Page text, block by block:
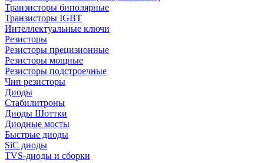
Транзисторы биполярные
Транзисторы IGBT
Интеллектуальные ключи
Резисторы
Резисторы прецизионные
Резисторы мощные
Резисторы подстроечные
Чип резисторы
Диоды
Стабилитроны
Диоды Шоттки
Диодные мосты
Быстрые диоды
SiC диоды
TVS-диоды и сборки